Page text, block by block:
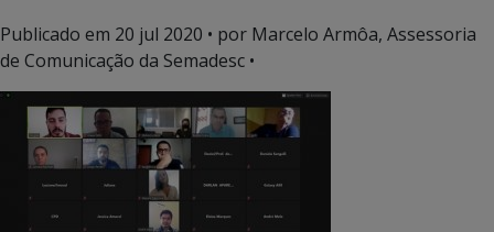
Publicado em 20 jul 2020 • por Marcelo Armôa, Assessoria
de Comunicação da Semadesc •